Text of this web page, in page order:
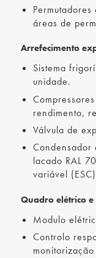
áreas de
Arrefecimento
Sistema
unidade.
rendimento,
Válvula de
Condensador
lacado RAL
variável
Quadro elétrico
Modulo
Controlo